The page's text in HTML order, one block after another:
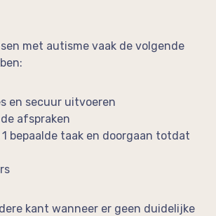
met autisme vaak de volgende
en secuur uitvoeren
afspraken
bepaalde taak en doorgaan totdat
kant wanneer er geen duidelijke